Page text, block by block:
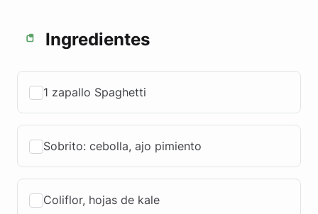
Ingredientes
1 zapallo Spaghetti
Sobrito: cebolla, ajo pimiento
Coliflor, hojas de kale